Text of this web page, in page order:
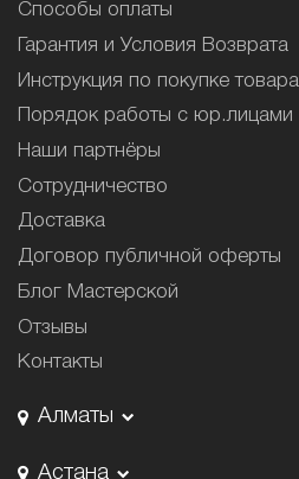
Способы оплаты
Гарантия и Условия Возврата
Инструкция по покупке товара
Порядок работы с юр.лицами
Наши партнёры
Сотрудничество
Доставка
Договор публичной оферты
Блог Мастерской
Отзывы
Контакты
Алматы
Астана